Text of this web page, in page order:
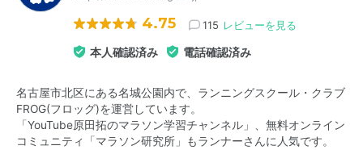
4.75 115 レビューを見る
本人確認済み 電話確認済み
名古屋市北区にある名城公園内で、ランニングスクール・クラブ
FROG(フロッグ)を運営しています。
「YouTube原田拓のマラソン学習チャンネル」、無料オンライン
コミュニティ「マラソン研究所」もランナーさんに人気です。